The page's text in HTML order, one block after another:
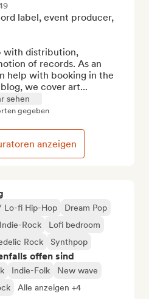
Lo-fi Hip-Hop
Dream Pop
Indie-Rock
Lofi bedroom
Rock Synthpop
offen sind
Indie-Folk
New wave
Alle anzeigen +4
label, event producer,
with distribution,
of records. As an
help with booking in the
we cover art...
sehen
gegeben
anzeigen